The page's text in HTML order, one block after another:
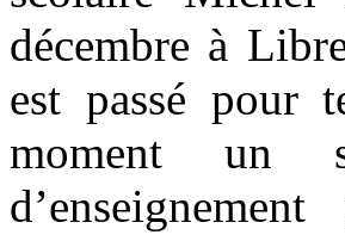
décembre à
est passé pour
moment un